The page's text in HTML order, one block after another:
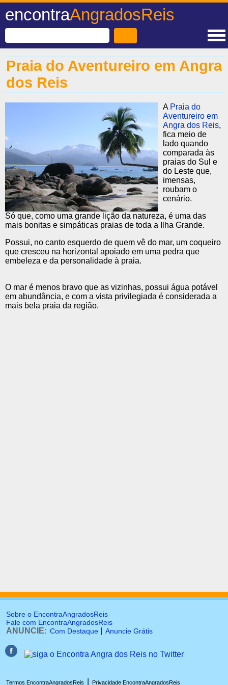
encontraAngradosReis
Praia do Aventureiro em Angra
dos Reis
A Praia do
Aventureiro em
Angra dos Reis,
fica meio de
lado quando
comparada às
praias do Sul e
do Leste que,
imensas,
roubam o
cenário.
Só que, como uma grande lição da natureza, é uma das
mais bonitas e simpáticas praias de toda a Ilha Grande.
Possui, no canto esquerdo de quem vê do mar, um coqueiro
que cresceu na horizontal apoiado em uma pedra que
embeleza e da personalidade à praia.
O mar é menos bravo que as vizinhas, possui água potável
em abundância, e com a vista privilegiada é considerada a
mais bela praia da região.
Sobre o EncontraAngradosReis
Fale com EncontraAngradosReis
ANUNCIE: Com Destaque Anuncie Grátis
Termos EncontraAngradosReis Privacidade EncontraAngradosReis